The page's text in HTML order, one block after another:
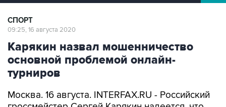
СПОРТ
09:25, 16 августа 2020
Карякин назвал мошенничество
основной проблемой онлайн-
турниров
Москва. 16 августа. INTERFAX.RU - Российский